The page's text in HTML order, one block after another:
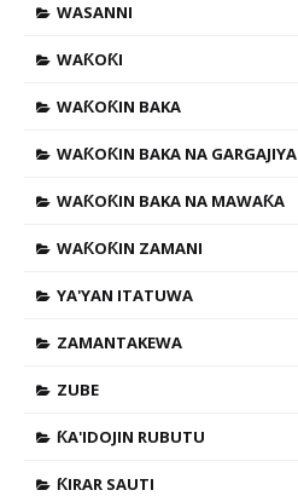
WASANNI
WAƘOƘI
WAƘOƘIN BAKA
WAƘOƘIN BAKA NA GARGAJIYA
WAƘOƘIN BAKA NA MAWAƘA
WAƘOƘIN ZAMANI
YA'YAN ITATUWA
ZAMANTAKEWA
ZUBE
ƘA'IDOJIN RUBUTU
ƘIRAR SAUTI